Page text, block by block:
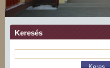
Keresés